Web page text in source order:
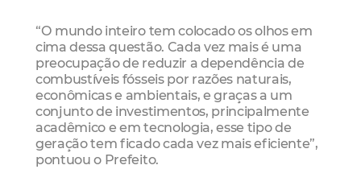
“O mundo inteiro tem colocado os olhos em
cima dessa questão. Cada vez mais é uma
preocupação de reduzir a dependência de
combustíveis fósseis por razões naturais,
econômicas e ambientais, e graças a um
conjunto de investimentos, principalmente
acadêmico e em tecnologia, esse tipo de
geração tem ficado cada vez mais eficiente”,
pontuou o Prefeito.